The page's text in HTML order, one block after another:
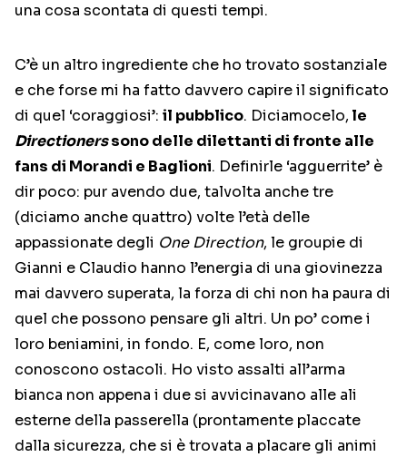
una cosa scontata di questi tempi.
C’è un altro ingrediente che ho trovato sostanziale
e che forse mi ha fatto davvero capire il significato
di quel ‘coraggiosi’: il pubblico. Diciamocelo, le
Directionerssono delle dilettanti di fronte alle
fans di Morandi e Baglioni. Definirle ‘agguerrite’ è
dir poco: pur avendo due, talvolta anche tre
(diciamo anche quattro) volte l’età delle
appassionate degli One Direction, le groupie di
Gianni e Claudio hanno l’energia di una giovinezza
mai davvero superata, la forza di chi non ha paura di
quel che possono pensare gli altri. Un po’ come i
loro beniamini, in fondo. E, come loro, non
conoscono ostacoli. Ho visto assalti all’arma
bianca non appena i due si avvicinavano alle ali
esterne della passerella (prontamente placcate
dalla sicurezza, che si è trovata a placare gli animi